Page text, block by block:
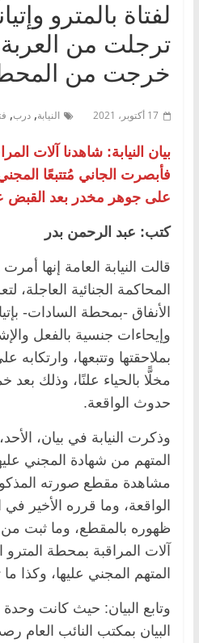
لفتاة بالمترو
ترجلت من
خرجت من
17 أكتوبر، 2021 النيابة, درب,
بيان النيابة: شاهدنا آلات
فأبصرت الجاني مُتتبعًا
على جوهر مخدر بعد القبض
كتب: عبد الرحمن بدر
قالت النيابة العامة إنها
المحاكمة الجنائية العاجلة،
الأنفاق -بمحطة السادات-
وإيحاءات جنسية بالفعل
بملاحقتها وتتبعها، وارتكابه
مخلًّا بالحياء علنًا، وذلك
حدوث الواقعة.
وذكرت النيابة في بيان،
المتهم من شهادة المجني
مشاهدة مقطع صورته
الواقعة، وما قرره الأخير
ظهوره بالمقطع، وما ثبت
آلات المراقبة بمحطة المترو
المتهم المجني عليها، وكذا
وتابع البيان: حيث كانت وحدة
البيان بمكتب النائب العام